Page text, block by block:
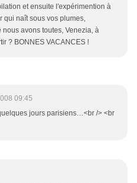
et ensuite l'expérimention à
qui naît sous vos plumes,
nous avons toutes, Venezia, à
? BONNES VACANCES !
09:45
jours parisiens…<br /> <br